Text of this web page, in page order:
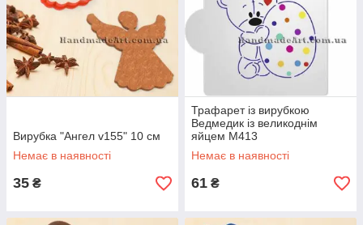
Вирубка "Ангел v155" 10 см
Немає в наявності
35 ₴
Трафарет із вирубкою
Ведмедик із великоднім
яйцем М413
Немає в наявності
61 ₴